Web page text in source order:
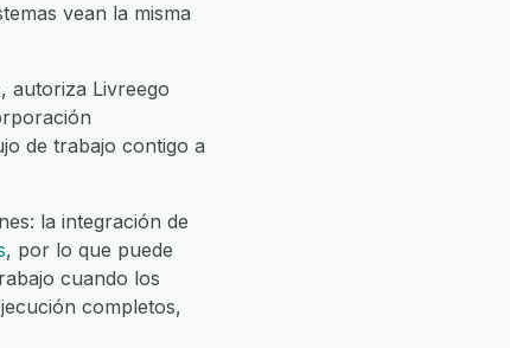
vean la misma
autoriza Livreego
de trabajo contigo a
la integración de
, por lo que puede
cuando los
completos,